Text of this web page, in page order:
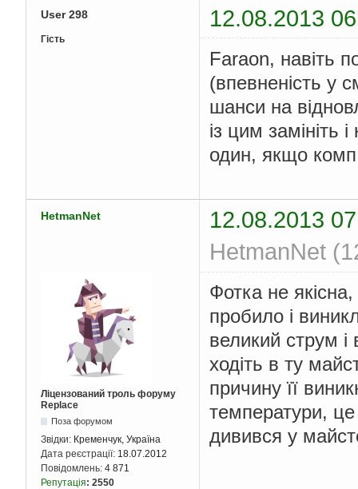
User 298 12.08.2013
Гість
Faraon, навіть
(впевненість у
шанси на
із цим замініть
один, якщо
HetmanNet
12.08.2013
HetmanNet
Ліцензований троль форуму
Replace
Поза форумом
Звідки: Кременчук, Україна
Дата реєстрації: 18.07.2012
Повідомлень: 4 871
Репутація: 2550
Фотка не
пробило і
великий струм
ходіть в ту
причину її
температури,
дивився у